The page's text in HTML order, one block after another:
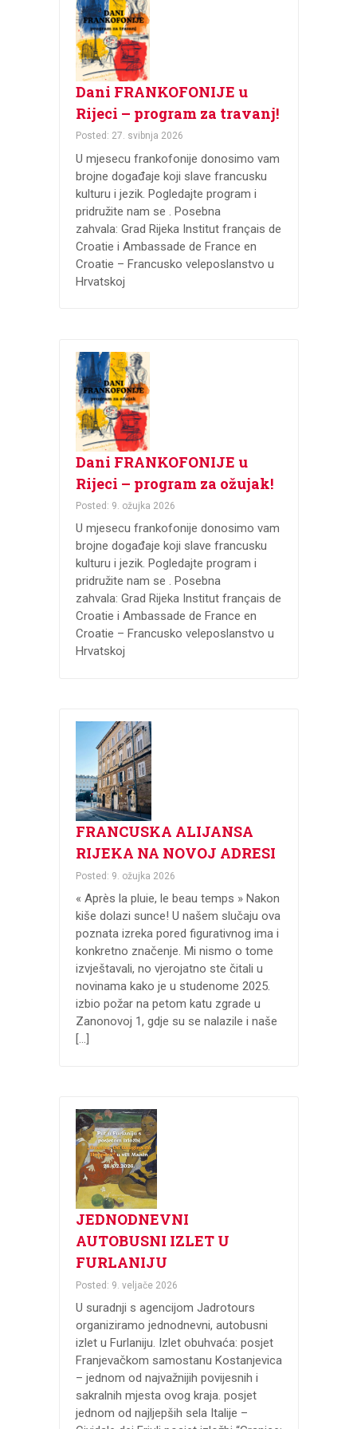
Dani FRANKOFONIJE u
Rijeci – program za travanj!
Posted: 27. svibnja 2026
U mjesecu frankofonije donosimo vam
brojne događaje koji slave francusku
kulturu i jezik. Pogledajte program i
pridružite nam se . Posebna
zahvala: Grad Rijeka Institut français de
Croatie i Ambassade de France en
Croatie – Francusko veleposlanstvo u
Hrvatskoj
Dani FRANKOFONIJE u
Rijeci – program za ožujak!
Posted: 9. ožujka 2026
U mjesecu frankofonije donosimo vam
brojne događaje koji slave francusku
kulturu i jezik. Pogledajte program i
pridružite nam se . Posebna
zahvala: Grad Rijeka Institut français de
Croatie i Ambassade de France en
Croatie – Francusko veleposlanstvo u
Hrvatskoj
FRANCUSKA ALIJANSA
RIJEKA NA NOVOJ ADRESI
Posted: 9. ožujka 2026
« Après la pluie, le beau temps » Nakon
kiše dolazi sunce! U našem slučaju ova
poznata izreka pored figurativnog ima i
konkretno značenje. Mi nismo o tome
izvještavali, no vjerojatno ste čitali u
novinama kako je u studenome 2025.
izbio požar na petom katu zgrade u
Zanonovoj 1, gdje su se nalazile i naše
[…]
JEDNODNEVNI
AUTOBUSNI IZLET U
FURLANIJU
Posted: 9. veljače 2026
U suradnji s agencijom Jadrotours
organiziramo jednodnevni, autobusni
izlet u Furlaniju. Izlet obuhvaća: posjet
Franjevačkom samostanu Kostanjevica
– jednom od najvažnijih povijesnih i
sakralnih mjesta ovog kraja. posjet
jednom od najljepših sela Italije –